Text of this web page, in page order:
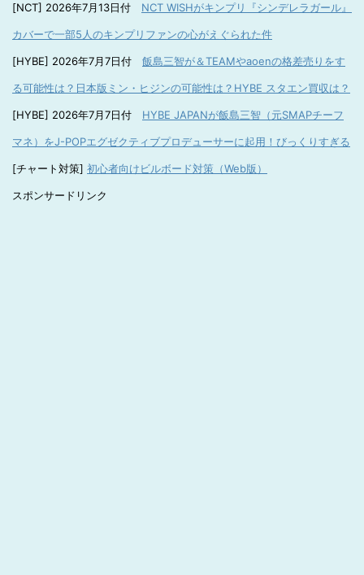
[NCT] 2026年7月13日付 NCT WISHがキンプリ『シンデレラガール』
カバーで一部5人のキンプリファンの心がえぐられた件
[HYBE] 2026年7月7日付 飯島三智が＆TEAMやaoenの格差売りをす
る可能性は？日本版ミン・ヒジンの可能性は？HYBE スタエン買収は？
[HYBE] 2026年7月7日付 HYBE JAPANが飯島三智（元SMAPチーフ
マネ）をJ-POPエグゼクティブプロデューサーに起用！びっくりすぎる
[チャート対策] 初心者向けビルボード対策（Web版）
スポンサードリンク